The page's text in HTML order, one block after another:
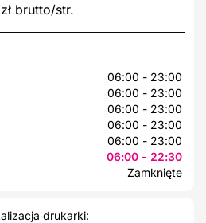
06:00 - 23:00
06:00 - 23:00
06:00 - 23:00
06:00 - 23:00
06:00 - 23:00
06:00 - 22:30
Zamknięte
brutto/str.
drukarki: